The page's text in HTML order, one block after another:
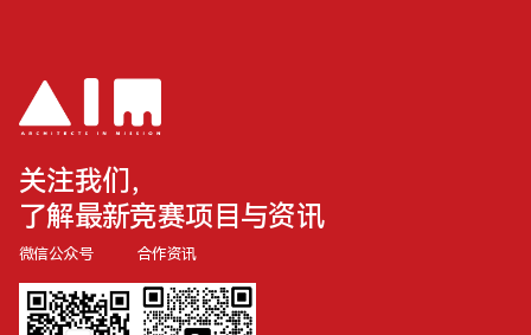
关注我们，
了解最新竞赛项目与资讯
微信公众号 合作资讯